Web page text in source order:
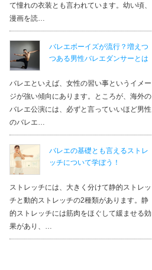
て憧れの衣装とも言われています。幼い頃、
漫画を読…
バレエボーイズが流行？増えつ
つある男性バレエダンサーとは
バレエといえば、女性の習い事というイメー
ジが強い傾向にあります。ところが、海外の
バレエ公演には、必ずと言っていいほど男性
のバレエ…
バレエの基礎とも言えるストレ
ッチについて学ぼう！
ストレッチには、大きく分けて静的ストレッ
チと動的ストレッチの2種類があります。静
的ストレッチには筋肉をほぐして緩ませる効
果があり、…